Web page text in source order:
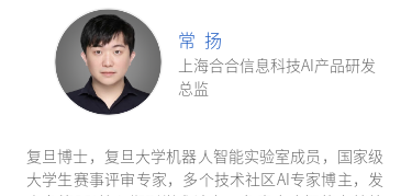
常 扬
上海合合信息科技AI产品研发
总监
复旦博士，复旦大学机器人智能实验室成员，国家级
大学生赛事评审专家，多个技术社区AI专家博主，发